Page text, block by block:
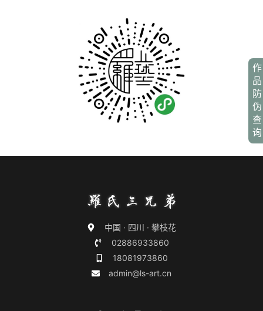
作
品
防
伪
查
询
中国 · 四川 · 攀枝花
02886933860
18081973860
admin@ls-art.cn